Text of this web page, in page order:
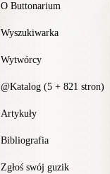
O Buttonarium
Wyszukiwarka
Wytwórcy
@Katalog (5 + 821 stron)
Artykuły
Bibliografia
Zgłoś swój guzik